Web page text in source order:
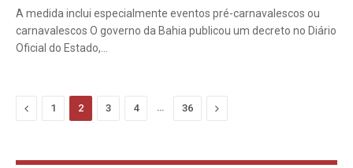
A medida inclui especialmente eventos pré-carnavalescos ou
carnavalescos O governo da Bahia publicou um decreto no Diário
Oficial do Estado,…
Previous
1 2 3 4 … 36 Next